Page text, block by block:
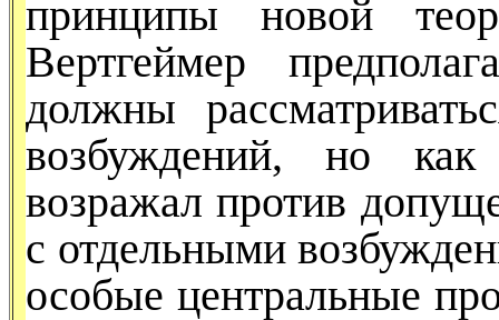
принципы новой
Вертгеймер
должны
возбуждений, но
возражал против
с отдельными
осо­бые центральные